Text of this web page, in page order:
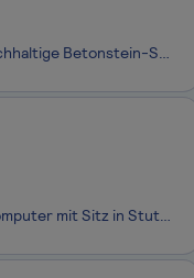
Vom Königlichen Hoflieferanten für Pflastersteine zum modernen Betrieb für nachhaltige Betonstein-Systeme. Als Familienunternehmen mit Standorten in Amstetten und Tübingen-Hirschau entwickeln und produzieren wir heute in der 5. Generation hochwertige und innovative Produkte für private und urbane Fr
Wir bei F&S Elektronik Systeme GmbH entwickeln und produzieren embedded Computer mit Sitz in Stuttgart-Vaihingen. Der Kundenkreis besteht insbesondere aus europäischen Medizintechnikanbietern und Herstellern von Industriesteuerungen. Wir suchen dich zur Stärkung unseres Teams als Produktionshel